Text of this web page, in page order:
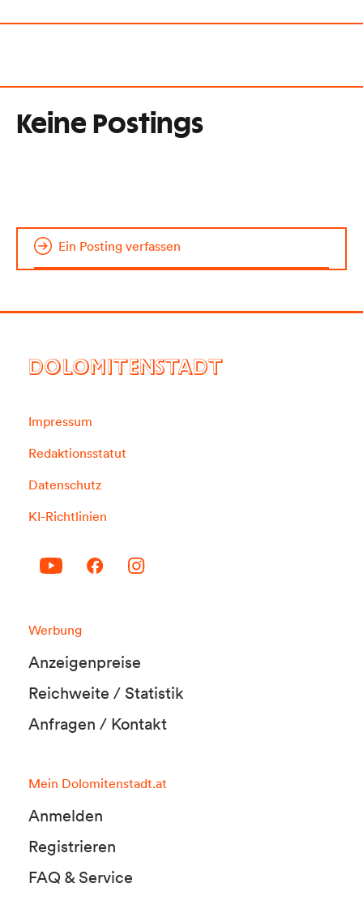
Keine Postings
Ein Posting verfassen
DOLOMITENSTADT
Impressum
Redaktionsstatut
Datenschutz
KI-Richtlinien
Werbung
Anzeigenpreise
Reichweite / Statistik
Anfragen / Kontakt
Mein Dolomitenstadt.at
Anmelden
Registrieren
FAQ & Service